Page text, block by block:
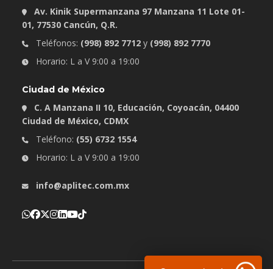
Av. Kinik Supermanzana 97 Manzana 11 Lote 01-
01, 77530 Cancún, Q.R.
Teléfonos: (998) 892 7712 y (998) 892 7770
Horario: L a V 9:00 a 19:00
Ciudad de México
C. A Manzana II 10, Educación, Coyoacán, 04400
Ciudad de México, CDMX
Teléfono: (55) 6732 1554
Horario: L a V 9:00 a 19:00
info@aplitec.com.mx